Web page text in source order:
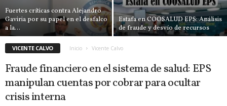
Fuertes críticas contra Alejandro
Gaviria por su papel en el desfalco
a la...
Estafa en COOSALUD EPS: Análisis
de fraude y desvío de recursos
VICENTE CALVO Inicio Vicente Calvo
Fraude financiero en el sistema de salud: EPS
manipulan cuentas por cobrar para ocultar
crisis interna